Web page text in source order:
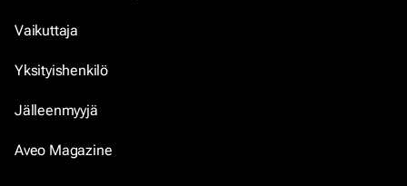
Vaikuttaja
Yksityishenkilö
Jälleenmyyjä
Aveo Magazine